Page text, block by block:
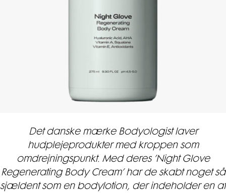
Det danske mærke Bodyologist laver
hudplejeprodukter med kroppen som
omdrejningspunkt. Med deres ’Night Glove
Regenerating Body Cream’ har de skabt noget så
sjældent som en bodylotion, der indeholder en af